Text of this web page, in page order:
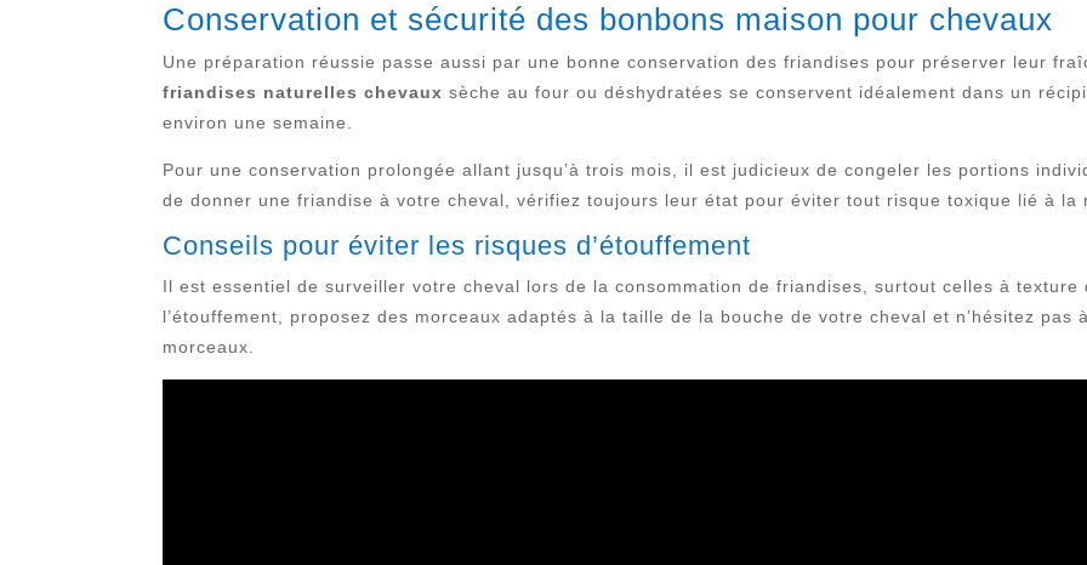
Conservation et sécurité des bonbons maison pour chevaux
Une préparation réussie passe aussi par une bonne conservation des friandises pour préserver leur
friandises naturelles chevaux sèche au four ou déshydratées se conservent idéalement dans un
environ une semaine.
Pour une conservation prolongée allant jusqu’à trois mois, il est judicieux de congeler les portions
de donner une friandise à votre cheval, vérifiez toujours leur état pour éviter tout risque toxique lié à la
Conseils pour éviter les risques d’étouffement
Il est essentiel de surveiller votre cheval lors de la consommation de friandises, surtout celles à texture
l’étouffement, proposez des morceaux adaptés à la taille de la bouche de votre cheval et n’hésitez
morceaux.